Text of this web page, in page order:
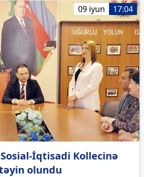
09 iyun 17:04
İqtisadi Kollecinə
olundu